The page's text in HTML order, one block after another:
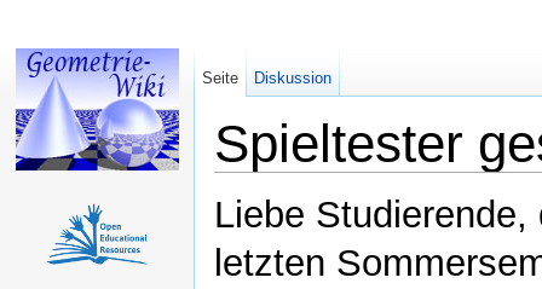
Spieltester
Liebe
letzten
Seite Diskussion